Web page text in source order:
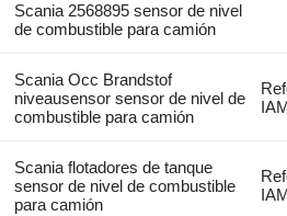
Scania 2568895 sensor de nivel
de combustible para camión
Scania Occ Brandstof
niveausensor sensor de nivel de
combustible para camión
Scania flotadores de tanque
sensor de nivel de combustible
para camión